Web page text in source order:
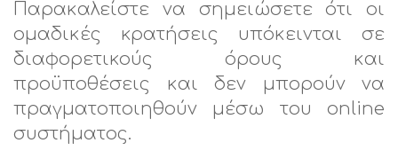
Παρακαλείστε να σημειώσετε ότι οι
ομαδικές κρατήσεις υπόκεινται σε
διαφορετικούς όρους και
προϋποθέσεις και δεν μπορούν να
πραγματοποιηθούν μέσω του online
συστήματος.